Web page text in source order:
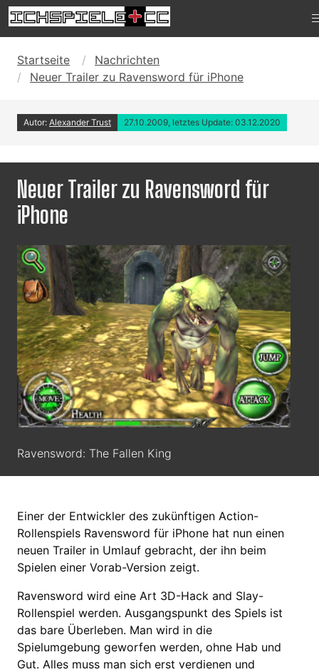
Startseite
Nachrichten
Neuer Trailer zu Ravensword für iPhone
Autor: Alexander Trust 27.10.2009, letztes Update: 03.12.2020
Neuer Trailer zu Ravensword für
iPhone
Ravensword: The Fallen King
Einer der Entwickler des zukünftigen Action-
Rollenspiels Ravensword für iPhone hat nun einen
neuen Trailer in Umlauf gebracht, der ihn beim
Spielen einer Vorab-Version zeigt.
Ravensword wird eine Art 3D-Hack and Slay-
Rollenspiel werden. Ausgangspunkt des Spiels ist
das bare Überleben. Man wird in die
Spielumgebung geworfen werden, ohne Hab und
Gut. Alles muss man sich erst verdienen und